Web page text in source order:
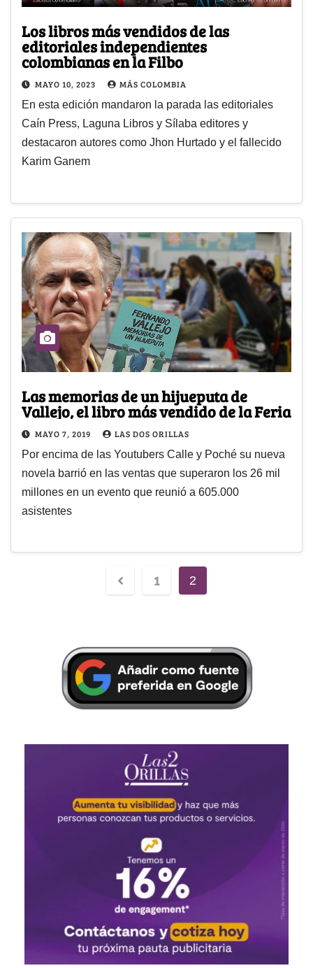
Los libros más vendidos de las
editoriales independientes
colombianas en la Filbo
MAYO 10, 2023 MÁS COLOMBIA
En esta edición mandaron la parada las editoriales
Caín Press, Laguna Libros y Sílaba editores y
destacaron autores como Jhon Hurtado y el fallecido
Karim Ganem
Las memorias de un hijueputa de
Vallejo, el libro más vendido de la Feria
MAYO 7, 2019 LAS DOS ORILLAS
Por encima de las Youtubers Calle y Poché su nueva
novela barrió en las ventas que superaron los 26 mil
millones en un evento que reunió a 605.000
asistentes
1 2